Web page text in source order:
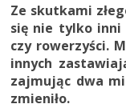
Ze skutkami
się nie tylko inni
czy rowerzyści.
innych
zajmując dwa
zmieniło.